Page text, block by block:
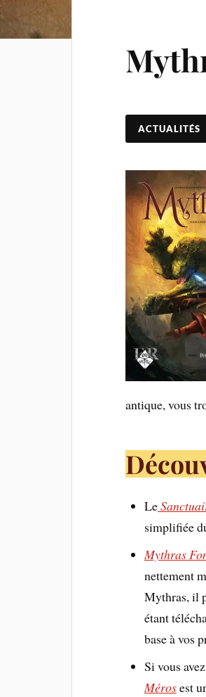
ACTUALITÉS
antique, vous
Le
simplifiée
Mythras
nettement
Mythras, il
étant
base à vos
Si vous
Mérosest